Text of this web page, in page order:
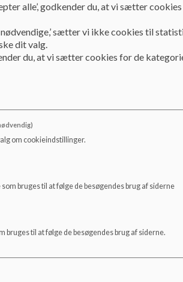
Mogensen:
H. C. Ørstedprisen og på selve dagen for
astronaut Andreas Mogensen. På den
var klædt ud som astronauter.
vinderBedste Håndværkmed filmen
i Odense.
i finalen med filmen , der havde
alle’, godkender du, at vi sætter
sætter vi ikke cookies til
dit valg.
du, at vi sætter cookies for de
om cookieindstillinger.
bruges til at følge de besøgendes brug af siderne
bruges til at følge de besøgendes brug af siderne.